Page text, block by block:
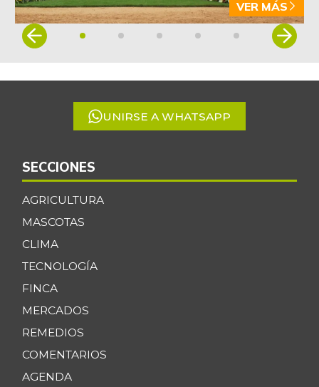
VER MÁS
Item
5
UNIRSE A WHATSAPP
SECCIONES
AGRICULTURA
MASCOTAS
CLIMA
TECNOLOGÍA
FINCA
MERCADOS
REMEDIOS
COMENTARIOS
AGENDA